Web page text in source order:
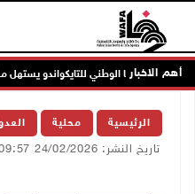
أهم الاخبار
منتخبنا الوطني للتايكواندو يستهل
الرئيسية محلية
تاريخ النشر: 24/02/2026 09:57 ص